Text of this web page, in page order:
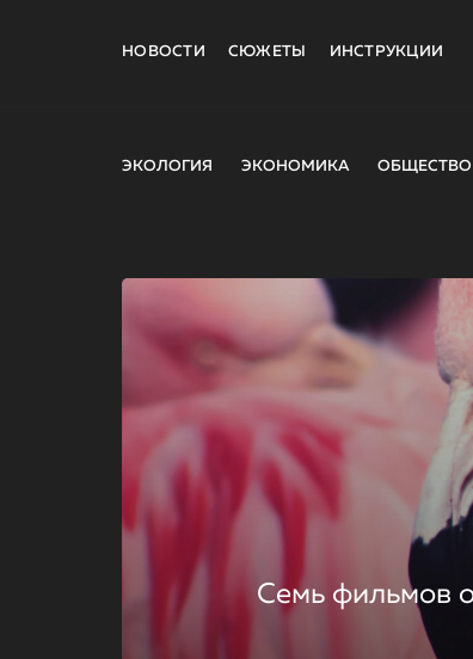
НОВОСТИ СЮЖЕТЫ ИНСТРУКЦИИ
ЭКОЛОГИЯ ЭКОНОМИКА ОБЩЕСТВО
Семь фильмов